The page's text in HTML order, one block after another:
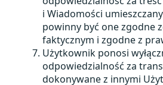
i Wiadomości
powinny być one zgodne
faktycznym i zgodne z
Użytkownik ponosi
odpowiedzialność za
dokonywane z innymi